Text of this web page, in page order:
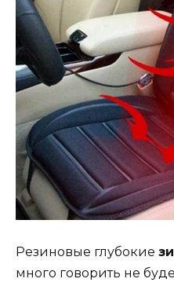
Резиновые глубокие
много говорить не